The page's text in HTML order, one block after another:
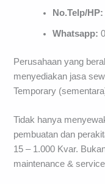
No.Telp/HP:
Whatsapp:
Perusahaan yang
menyediakan jasa
Temporary
Tidak hanya
pembuatan dan
15 – 1.000 Kvar.
maintenance &